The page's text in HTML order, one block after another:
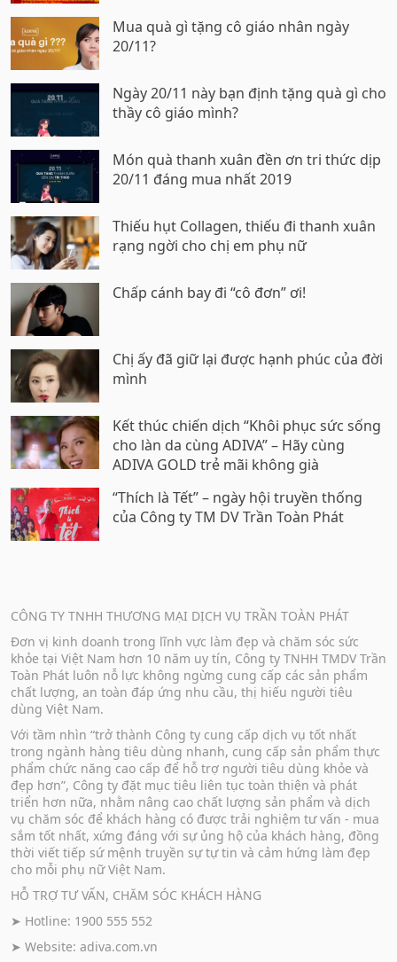
Mua quà gì tặng cô giáo nhân ngày
20/11?
Ngày 20/11 này bạn định tặng quà gì cho
thầy cô giáo mình?
Món quà thanh xuân đền ơn tri thức dịp
20/11 đáng mua nhất 2019
Thiếu hụt Collagen, thiếu đi thanh xuân
rạng ngời cho chị em phụ nữ
Chấp cánh bay đi “cô đơn” ơi!
Chị ấy đã giữ lại được hạnh phúc của đời
mình
Kết thúc chiến dịch “Khôi phục sức sống
cho làn da cùng ADIVA” – Hãy cùng
ADIVA GOLD trẻ mãi không già
“Thích là Tết” – ngày hội truyền thống
của Công ty TM DV Trần Toàn Phát
CÔNG TY TNHH THƯƠNG MẠI DỊCH VỤ TRẦN TOÀN PHÁT
Đơn vị kinh doanh trong lĩnh vực làm đẹp và chăm sóc sức
khỏe tại Việt Nam hơn 10 năm uy tín, Công ty TNHH TMDV Trần
Toàn Phát luôn nỗ lực không ngừng cung cấp các sản phẩm
chất lượng, an toàn đáp ứng nhu cầu, thị hiếu người tiêu
dùng Việt Nam.
Với tầm nhìn “trở thành Công ty cung cấp dịch vụ tốt nhất
trong ngành hàng tiêu dùng nhanh, cung cấp sản phẩm thực
phẩm chức năng cao cấp để hỗ trợ người tiêu dùng khỏe và
đẹp hơn”, Công ty đặt mục tiêu liên tục toàn thiện và phát
triển hơn nữa, nhằm nâng cao chất lượng sản phẩm và dịch
vụ chăm sóc để khách hàng có được trải nghiệm tư vấn - mua
sắm tốt nhất, xứng đáng với sự ủng hộ của khách hàng, đồng
thời viết tiếp sứ mệnh truyền sự tự tin và cảm hứng làm đẹp
cho mỗi phụ nữ Việt Nam.
HỖ TRỢ TƯ VẤN, CHĂM SÓC KHÁCH HÀNG
➤ Hotline: 1900 555 552
➤ Website: adiva.com.vn